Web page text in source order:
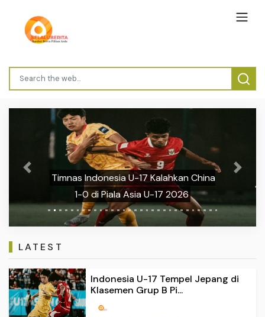
Timnas Indonesia U-17 Kalahkan China
1-0 di Piala Asia U-17 2026
Previous Next
LATEST
Indonesia U-17 Tempel Jepang di
Klasemen Grup B Pi...